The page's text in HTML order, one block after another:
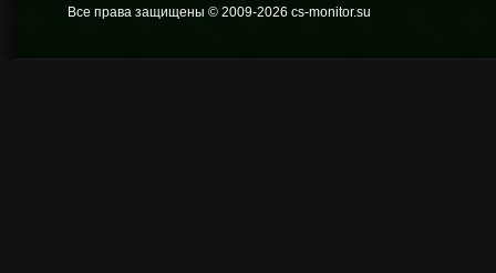
Все права защищены © 2009-2026 cs-monitor.su